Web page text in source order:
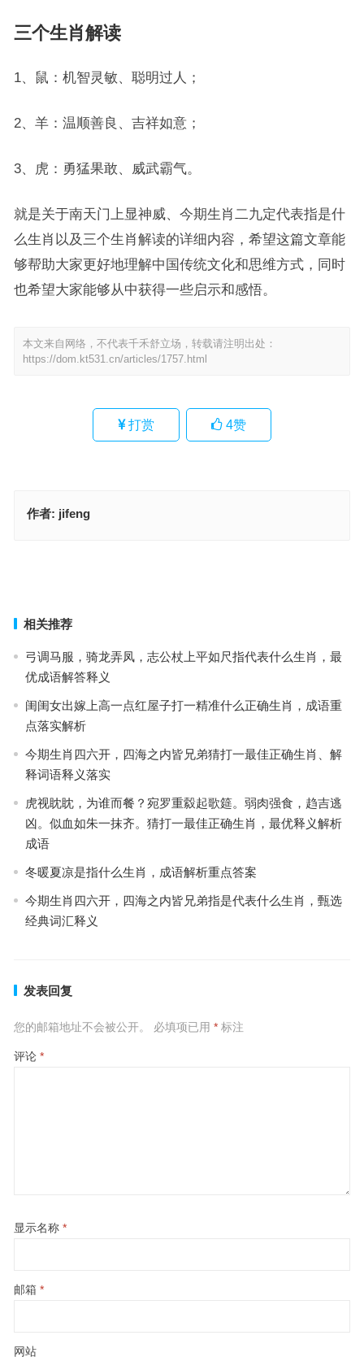
三个生肖解读
1、鼠：机智灵敏、聪明过人；
2、羊：温顺善良、吉祥如意；
3、虎：勇猛果敢、威武霸气。
就是关于南天门上显神威、今期生肖二九定代表指是什
么生肖以及三个生肖解读的详细内容，希望这篇文章能
够帮助大家更好地理解中国传统文化和思维方式，同时
也希望大家能够从中获得一些启示和感悟。
本文来自网络，不代表千禾舒立场，转载请注明出处：
https://dom.kt531.cn/articles/1757.html
打赏 4赞
作者: jifeng
相关推荐
弓调马服，骑龙弄凤，志公杖上平如尺指代表什么生肖，最
优成语解答释义
闺闺女出嫁上高一点红屋子打一精准什么正确生肖，成语重
点落实解析
今期生肖四六开，四海之内皆兄弟猜打一最佳正确生肖、解
释词语释义落实
虎视眈眈，为谁而餐？宛罗重縠起歌筵。弱肉强食，趋吉逃
凶。似血如朱一抹齐。猜打一最佳正确生肖，最优释义解析
成语
冬暖夏凉是指什么生肖，成语解析重点答案
今期生肖四六开，四海之内皆兄弟指是代表什么生肖，甄选
经典词汇释义
发表回复
您的邮箱地址不会被公开。 必填项已用 *标注
评论 *
显示名称 *
邮箱 *
网站